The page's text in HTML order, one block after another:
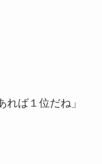
れば１位だね」